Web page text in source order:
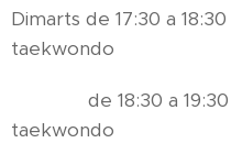
Dimarts de 17:30 a
taekwondo
de 18:30 a 19:30
taekwondo